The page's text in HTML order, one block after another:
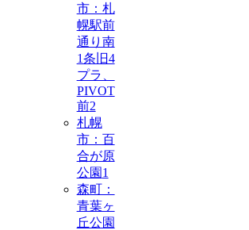
市：札
幌駅前
通り南
1条旧4
プラ、
PIVOT
前2
札幌
市：百
合が原
公園 1
森町：
青葉ヶ
丘公園